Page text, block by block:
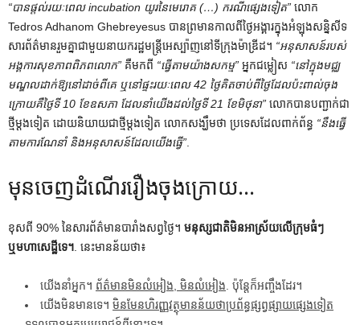
“បានផ្តល់រយៈពេល incubation យូរនៃមេរោគ (…) ករណីផ្សេងទៀត” លោក
Tedros Adhanom Ghebreyesus បានព្រមានកាលពីថ្ងៃអង្គារក្នុងអំឡុងសន្និសីទ
សារព័ត៌មានរួមគ្នាជាមួយនាយករដ្ឋមន្ត្រីអេស្ប៉ាញនៅទីក្រុងម៉ាឌ្រីដ។ “អនុសាសន៍របស់
អង្គការសុខភាពពិភពលោក” គឺមកពី “ធ្វើតាមយ៉ាងសកម្ម” អ្នកជម្លៀស “នៅក្នុងមជ្ឈ
មណ្ឌលដាក់ឱ្យនៅដាច់ពីគេ ឬនៅផ្ទះរយៈពេល 42 ថ្ងៃគិតចាប់ពីថ្ងៃដែលប៉ះពាល់ចុង
ក្រោយគឺថ្ងៃទី 10 ខែឧសភា ដែលនាំយើងដល់ថ្ងៃទី 21 ខែមិថុនា” លោក​បាន​បញ្ជាក់​ជា​
ថ្មី​ម្តង​ទៀត ដោយ​និយាយ​ជា​ថ្មី​ម្តង​ទៀត លោក​សង្ឃឹម​ថា ប្រទេស​ដែល​ពាក់ព័ន្ធ “នឹងធ្វើ
តាមការណែនាំ និងអនុសាសន៍ដែលយើងធ្វើ”.
មុន​ចេញ​ដំណើរ​រឿង​ចុង​ក្រោយ…
ខុសពី 90% នៃសារព័ត៌មានបារាំងសព្វថ្ងៃ។ មនុស្សជាតិមិនអាស្រ័យលើក្រុមធំៗ
ឬមហាសេដ្ឋីទេ។. នេះមានន័យថា៖
យើងនាំអ្នក។ ព័ត៌មានមិនលំអៀង, មិនលំអៀង. ប៉ុន្តែក៏អញ្ចឹងដែរ។
យើងមិនមានទេ។ មិនមែនហិរញ្ញវត្ថុមានន័យថាប្រព័ន្ធផ្សព្វផ្សាយផ្សេងទៀត